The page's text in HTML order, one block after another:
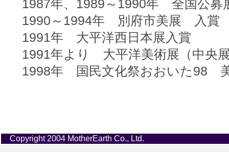
1987年、1989～1990年 全国公
1990～1994年 別府市美展 入賞
1991年 大平洋西日本展入賞
1991年より 大平洋美術展（中央
1998年 国民文化祭おおいた98
Copyright 2004 MotherEarth Co., Ltd.